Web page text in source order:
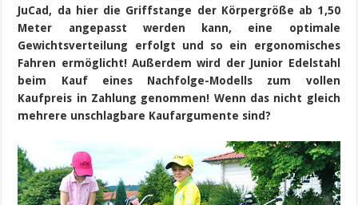
JuCad, da hier die Griffstange der Körpergröße ab 1,50
Meter angepasst werden kann, eine optimale
Gewichtsverteilung erfolgt und so ein ergonomisches
Fahren ermöglicht! Außerdem wird der Junior Edelstahl
beim Kauf eines Nachfolge-Modells zum vollen
Kaufpreis in Zahlung genommen! Wenn das nicht gleich
mehrere unschlagbare Kaufargumente sind?